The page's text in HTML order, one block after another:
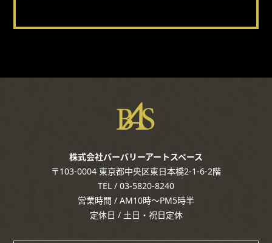
株式会社バーバリーアートスペース
〒103-0004 東京都中央区東日本橋2-1-6-2階
TEL / 03-5820-8240
営業時間 / AM10時～PM5時半
定休日 / 土日・祝日定休